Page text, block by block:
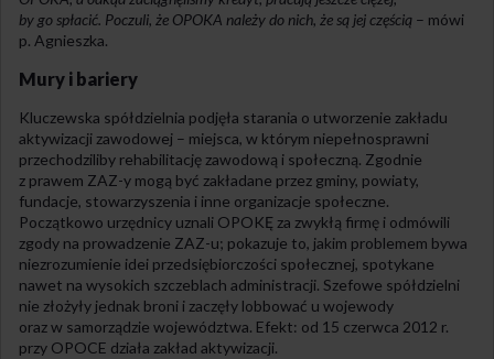
by go spłacić. Poczuli, że OPOKA należy do nich, że są jej częścią – mówi
p. Agnieszka.
Mury i bariery
Kluczewska spółdzielnia podjęła starania o utworzenie zakładu
aktywizacji zawodowej – miejsca, w którym niepełnosprawni
przechodziliby rehabilitację zawodową i społeczną. Zgodnie
z prawem ZAZ-y mogą być zakładane przez gminy, powiaty,
fundacje, stowarzyszenia i inne organizacje społeczne.
Początkowo urzędnicy uznali OPOKĘ za zwykłą firmę i odmówili
zgody na prowadzenie ZAZ-u; pokazuje to, jakim problemem bywa
niezrozumienie idei przedsiębiorczości społecznej, spotykane
nawet na wysokich szczeblach administracji. Szefowe spółdzielni
nie złożyły jednak broni i zaczęły lobbować u wojewody
oraz w samorządzie województwa. Efekt: od 15 czerwca 2012 r.
przy OPOCE działa zakład aktywizacji.